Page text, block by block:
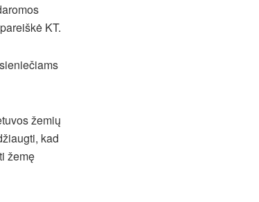
KT.
žemių
kad
žemę